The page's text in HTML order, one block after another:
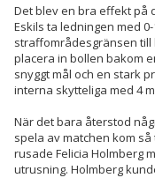
Det blev en bra effekt på
Eskils ta ledningen med
straffområdesgränsen
placera in bollen bakom
snyggt mål och en stark
interna skytteliga med 4
När det bara återstod
spela av matchen kom
rusade Felicia Holmberg
utrusning. Holmberg